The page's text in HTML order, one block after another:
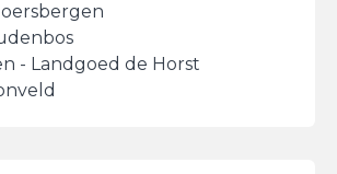
- Landgoed de Horst